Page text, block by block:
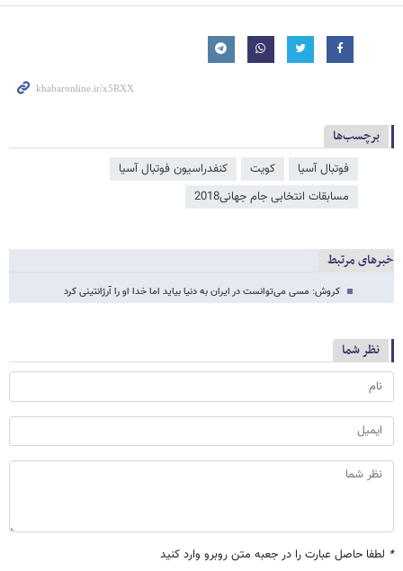
برچسب‌ها
فوتبال آسیا کویت
کنفدراسیون فوتبال آسیا
مسابقات انتخابی جام جهانی2018
خبرهای مرتبط
کروش: مسی می‌توانست در ایران به دنیا بیاید اما خدا او را آرژانتینی کرد
نظر شما
* لطفا حاصل عبارت را در جعبه متن روبرو وارد کنید